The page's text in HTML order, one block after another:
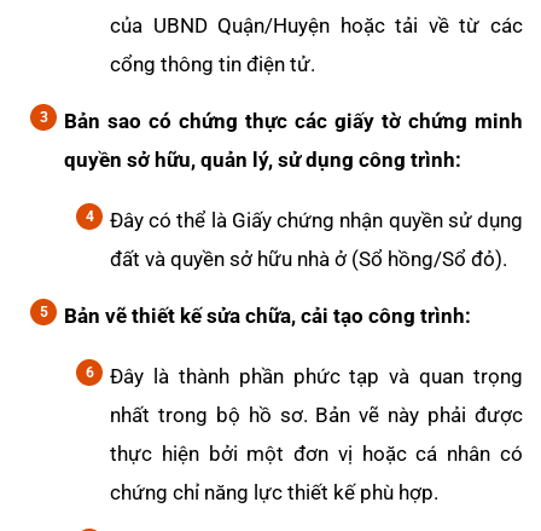
của UBND Quận/Huyện hoặc tải về từ các
cổng thông tin điện tử.
Bản sao có chứng thực các giấy tờ chứng minh
quyền sở hữu, quản lý, sử dụng công trình:
Đây có thể là Giấy chứng nhận quyền sử dụng
đất và quyền sở hữu nhà ở (Sổ hồng/Sổ đỏ).
Bản vẽ thiết kế sửa chữa, cải tạo công trình:
Đây là thành phần phức tạp và quan trọng
nhất trong bộ hồ sơ. Bản vẽ này phải được
thực hiện bởi một đơn vị hoặc cá nhân có
chứng chỉ năng lực thiết kế phù hợp.